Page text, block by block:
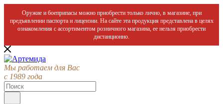
Оружие и боеприпасы можно приобрести только лично, в магазине, при
предъявлении паспорта и лицензии. На сайте эта продукция представлена в целях
ознакомления с ассортиментом розничного магазина, ее нельзя приобрести
дистанционно.
Мы работаем для Вас
с 1989 года